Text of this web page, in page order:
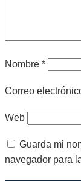
Nombre *
Correo
Web
Guarda mi
navegador para